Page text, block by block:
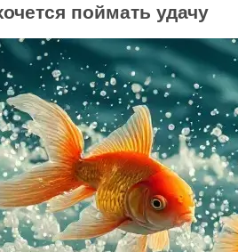
поймать удачу